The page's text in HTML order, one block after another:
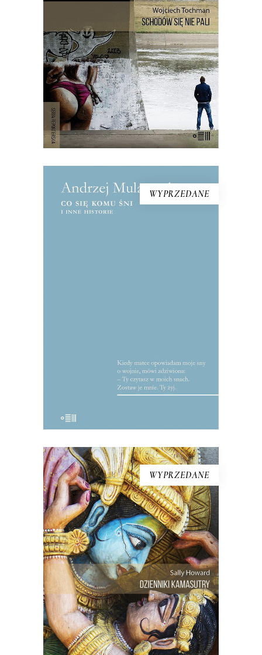
poruszających głębokich i najlepszych –
zdaniem krytyków – reportaży
drukowanych w polskiej prasie w latach
90.
WYPRZEDANE
WYPRZEDANE
DZIENNIKI KAMASUTRY.
PODRÓŻE INTYMNE PO
INDIACH
Indie widziane oczyma reporterki –
dziecka zachodniej rewolucji seksualnej,
oraz Dimple, która stara się wyzwolić
spod jarzma tradycji i której szczęście
zależy od rezultatów dokonującej się w
Indiach transformacji społecznej.